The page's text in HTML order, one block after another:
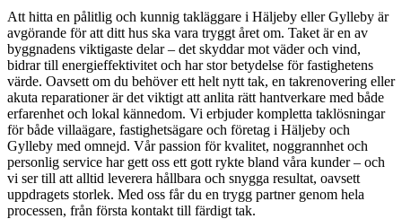
Att hitta en pålitlig och kunnig takläggare i Häljeby eller Gylleby är
avgörande för att ditt hus ska vara tryggt året om. Taket är en av
byggnadens viktigaste delar – det skyddar mot väder och vind,
bidrar till energieffektivitet och har stor betydelse för fastighetens
värde. Oavsett om du behöver ett helt nytt tak, en takrenovering eller
akuta reparationer är det viktigt att anlita rätt hantverkare med både
erfarenhet och lokal kännedom. Vi erbjuder kompletta taklösningar
för både villaägare, fastighetsägare och företag i Häljeby och
Gylleby med omnejd. Vår passion för kvalitet, noggrannhet och
personlig service har gett oss ett gott rykte bland våra kunder – och
vi ser till att alltid leverera hållbara och snygga resultat, oavsett
uppdragets storlek. Med oss får du en trygg partner genom hela
processen, från första kontakt till färdigt tak.